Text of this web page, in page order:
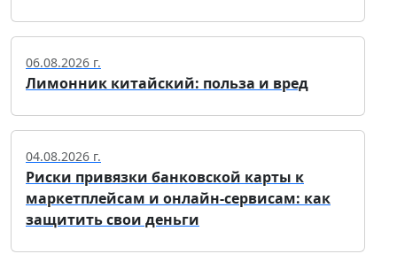
06.08.2026 г.
Лимонник китайский: польза и вред
04.08.2026 г.
Риски привязки банковской карты к
маркетплейсам и онлайн-сервисам: как
защитить свои деньги